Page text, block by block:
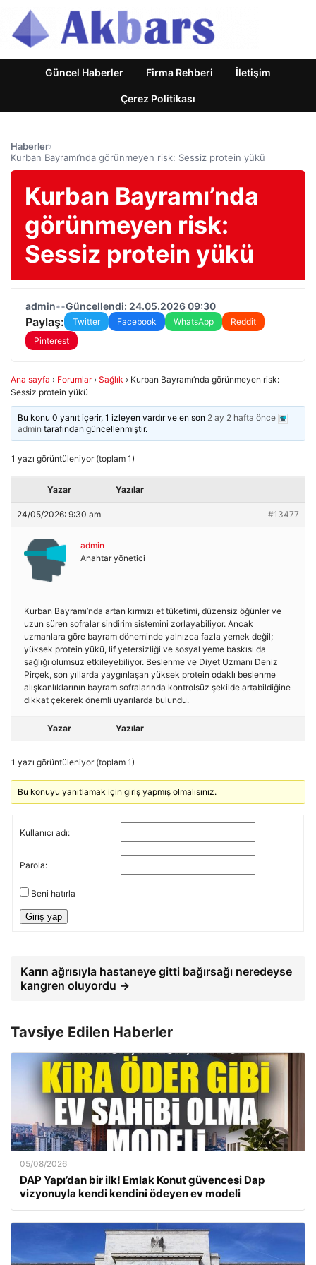
Güncel Haberler Firma Rehberi İletişim
Çerez Politikası
Haberler›
Kurban Bayramı’nda görünmeyen risk: Sessiz protein yükü
Kurban Bayramı’nda
görünmeyen risk:
Sessiz protein yükü
admin••Güncellendi: 24.05.2026 09:30
Paylaş: Twitter Facebook WhatsApp
Reddit
Pinterest
Ana sayfa › Forumlar › Sağlık › Kurban Bayramı’nda görünmeyen risk:
Sessiz protein yükü
Bu konu 0 yanıt içerir, 1 izleyen vardır ve en son 2 ay 2 hafta önce
admin tarafından güncellenmiştir.
1 yazı görüntüleniyor (toplam 1)
Yazar Yazılar
24/05/2026: 9:30 am #13477
admin
Anahtar yönetici
Kurban Bayramı’nda artan kırmızı et tüketimi, düzensiz öğünler ve
uzun süren sofralar sindirim sistemini zorlayabiliyor. Ancak
uzmanlara göre bayram döneminde yalnızca fazla yemek değil;
yüksek protein yükü, lif yetersizliği ve sosyal yeme baskısı da
sağlığı olumsuz etkileyebiliyor. Beslenme ve Diyet Uzmanı Deniz
Pirçek, son yıllarda yaygınlaşan yüksek protein odaklı beslenme
alışkanlıklarının bayram sofralarında kontrolsüz şekilde artabildiğine
dikkat çekerek önemli uyarılarda bulundu.
Yazar Yazılar
1 yazı görüntüleniyor (toplam 1)
Bu konuyu yanıtlamak için giriş yapmış olmalısınız.
Kullanıcı adı:
Parola:
Beni hatırla
Giriş yap
Karın ağrısıyla hastaneye gitti bağırsağı neredeyse
kangren oluyordu →
Tavsiye Edilen Haberler
05/08/2026
DAP Yapı’dan bir ilk! Emlak Konut güvencesi Dap
vizyonuyla kendi kendini ödeyen ev modeli